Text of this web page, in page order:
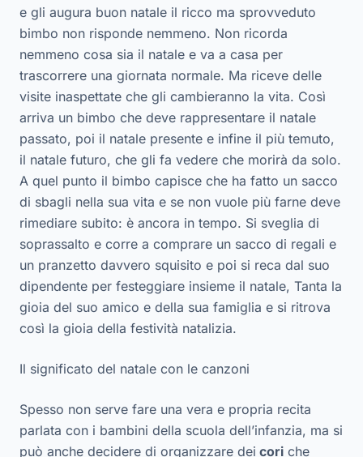
e gli augura buon natale il ricco ma sprovveduto
bimbo non risponde nemmeno. Non ricorda
nemmeno cosa sia il natale e va a casa per
trascorrere una giornata normale. Ma riceve delle
visite inaspettate che gli cambieranno la vita. Così
arriva un bimbo che deve rappresentare il natale
passato, poi il natale presente e infine il più temuto,
il natale futuro, che gli fa vedere che morirà da solo.
A quel punto il bimbo capisce che ha fatto un sacco
di sbagli nella sua vita e se non vuole più farne deve
rimediare subito: è ancora in tempo. Si sveglia di
soprassalto e corre a comprare un sacco di regali e
un pranzetto davvero squisito e poi si reca dal suo
dipendente per festeggiare insieme il natale, Tanta la
gioia del suo amico e della sua famiglia e si ritrova
così la gioia della festività natalizia.
Il significato del natale con le canzoni
Spesso non serve fare una vera e propria recita
parlata con i bambini della scuola dell’infanzia, ma si
può anche decidere di organizzare dei cori che